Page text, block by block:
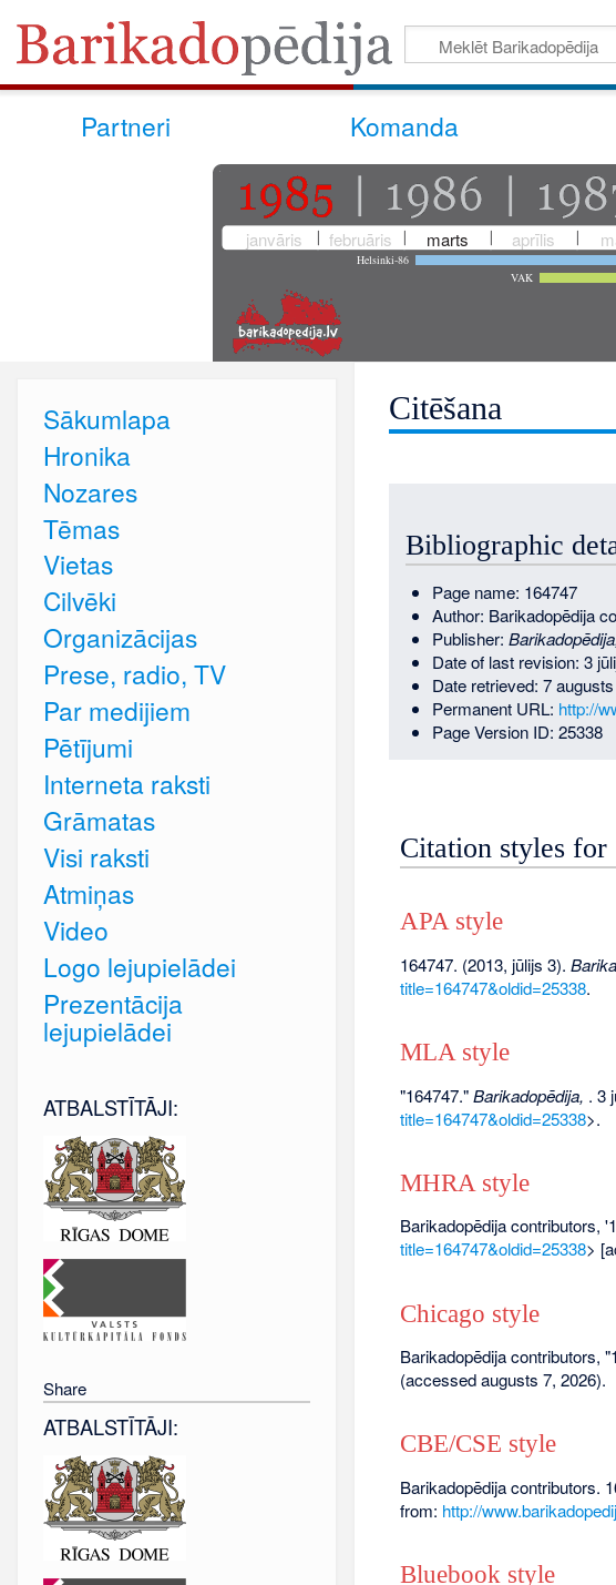
Partneri Komanda
janvāris februāris marts aprīlis
Helsinki-86
VAK
Citēšana
Bibliographic
Page name: 164747
Author: Barikadopēdija
Publisher:
Date of last revision: 3
Date retrieved: 7
Permanent URL: http://
Page Version ID: 25338
Citation styles for
APA style
164747. (2013, jūlijs 3).
title=164747&oldid=25338.
MLA style
"164747."Barikadopēdija, . 3
title=164747&oldid=25338>.
MHRA style
Barikadopēdija contributors,
title=164747&oldid=25338>
Chicago style
Barikadopēdija contributors,
(accessed augusts 7, 2026).
CBE/CSE style
Barikadopēdija contributors.
from: http://
Bluebook style
Sākumlapa
Hronika
Nozares
Tēmas
Vietas
Cilvēki
Organizācijas
Prese, radio, TV
Par medijiem
Pētījumi
Interneta raksti
Grāmatas
Visi raksti
Atmiņas
Video
Logo lejupielādei
Prezentācija
lejupielādei
ATBALSTĪTĀJI:
Share
ATBALSTĪTĀJI: